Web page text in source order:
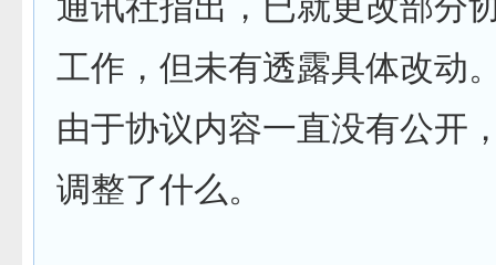
工作，但未有透露具体改动
由于协议内容一直没有公开
调整了什么。